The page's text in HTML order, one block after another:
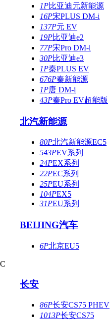
1P比亚迪元新能源
16P宋PLUS DM-i
137P元 EV
19P比亚迪e2
77P宋Pro DM-i
30P比亚迪e3
1P秦PLUS EV
676P秦新能源
1P唐 DM-i
43P秦Pro EV超能版
北汽新能源
80P北汽新能源EC5
543PEV系列
24PEX系列
22PEC系列
25PEU系列
104PEX5
31PEU系列
BEIJING汽车
6P北京EU5
C
长安
86P长安CS75 PHEV
1013P长安CS75